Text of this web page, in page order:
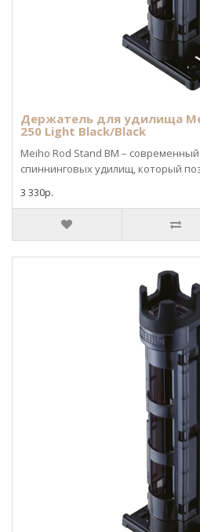
Держатель для удилища
250 Light Black/Black
Meiho Rod Stand BM –
спиннинговых удилищ, который
3 330р.